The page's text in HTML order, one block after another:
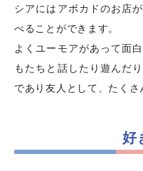
シアにはアボカドのお店
べることができます。
よくユーモアがあって面
もたちと話したり遊んだ
であり友人として、たくさ
好